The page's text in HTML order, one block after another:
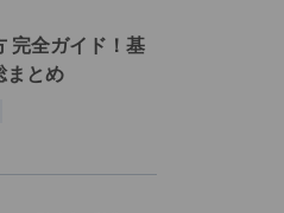
完全ガイド！基
まとめ